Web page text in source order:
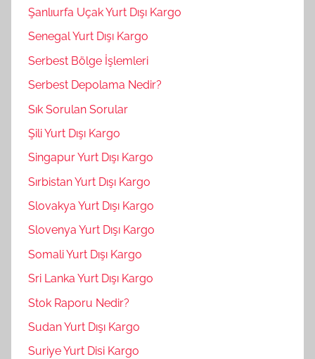
Şanlıurfa Uçak Yurt Dışı Kargo
Senegal Yurt Dışı Kargo
Serbest Bölge İşlemleri
Serbest Depolama Nedir?
Sık Sorulan Sorular
Şili Yurt Dışı Kargo
Singapur Yurt Dışı Kargo
Sırbistan Yurt Dışı Kargo
Slovakya Yurt Dışı Kargo
Slovenya Yurt Dışı Kargo
Somali Yurt Dışı Kargo
Sri Lanka Yurt Dışı Kargo
Stok Raporu Nedir?
Sudan Yurt Dışı Kargo
Suriye Yurt Disi Kargo